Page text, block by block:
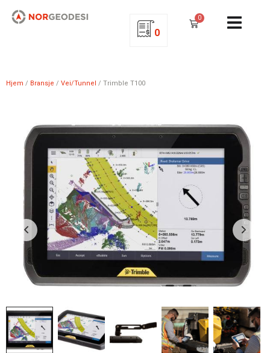
0
0
Hjem / Bransje / Vei/Tunnel / Trimble T100